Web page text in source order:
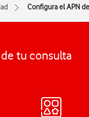
Configura el APN
tu consulta